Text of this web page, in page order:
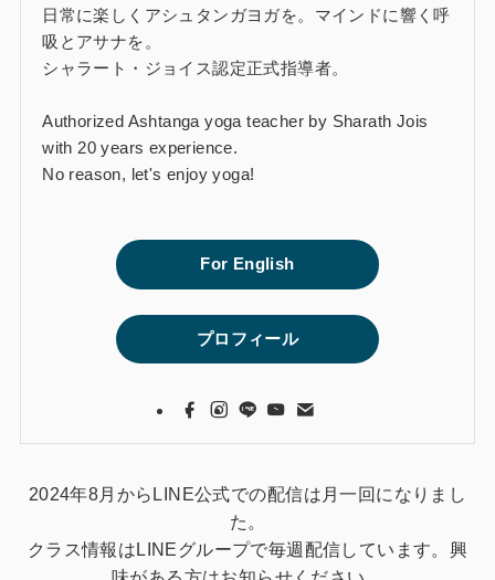
日常に楽しくアシュタンガヨガを。マインドに響く呼
吸とアサナを。
シャラート・ジョイス認定正式指導者。
Authorized Ashtanga yoga teacher by Sharath Jois
with 20 years experience.
No reason, let's enjoy yoga!
For English
プロフィール
2024年8月からLINE公式での配信は月一回になりまし
た。
クラス情報はLINEグループで毎週配信しています。興